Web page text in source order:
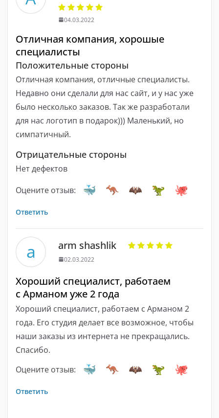
04.03.2022
Отличная компания, хорошые
специалисты
Положительные стороны
Отличная компания, отличные специалисты.
Недавно они сделали для нас сайт, и у нас уже
было несколько заказов. Так же разработали
для нас логотип в подарок))) Маленький, но
симпатичный.
Отрицательные стороны
Нет дефектов
Оцените отзыв:
Ответить
a arm shashlik
02.03.2022
Хороший специалист, работаем
с Арманом уже 2 года
Хороший специалист, работаем с Арманом 2
года. Его студия делает все возможное, чтобы
наши заказы из интернета не прекращались.
Спасибо.
Оцените отзыв:
Ответить